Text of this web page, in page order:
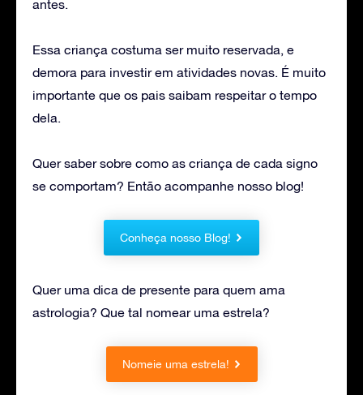
antes.
Essa criança costuma ser muito reservada, e
demora para investir em atividades novas. É muito
importante que os pais saibam respeitar o tempo
dela.
Quer saber sobre como as criança de cada signo
se comportam? Então acompanhe nosso blog!
Conheça nosso Blog!
Quer uma dica de presente para quem ama
astrologia? Que tal nomear uma estrela?
Nomeie uma estrela!